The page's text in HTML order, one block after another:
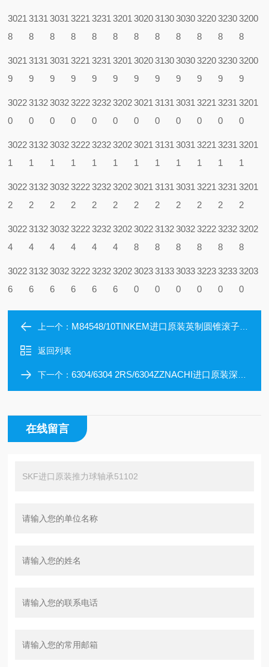
3021
8
3131
8
3031
8
3221
8
3231
8
3201
8
3020
8
3130
8
3030
8
3220
8
3230
8
3200
8
3021
9
3131
9
3031
9
3221
9
3231
9
3201
9
3020
9
3130
9
3030
9
3220
9
3230
9
3200
9
3022
0
3132
0
3032
0
3222
0
3232
0
3202
0
3021
0
3131
0
3031
0
3221
0
3231
0
3201
0
3022
1
3132
1
3032
1
3222
1
3232
1
3202
1
3021
1
3131
1
3031
1
3221
1
3231
1
3201
1
3022
2
3132
2
3032
2
3222
2
3232
2
3202
2
3021
2
3131
2
3031
2
3221
2
3231
2
3201
2
3022
4
3132
4
3032
4
3222
4
3232
4
3202
4
3022
8
3132
8
3032
8
3222
8
3232
8
3202
8
3022
6
3132
6
3032
6
3222
6
3232
6
3202
6
3023
0
3133
0
3033
0
3223
0
3233
0
3203
0
上一个： M84548/10TINKEM进口原装英制圆锥滚子轴承M84548/10
返回列表
下一个：6304/6304 2RS/6304ZZNACHI进口原装深沟球轴承6304/6304 2RS/6304ZZ
在线留言